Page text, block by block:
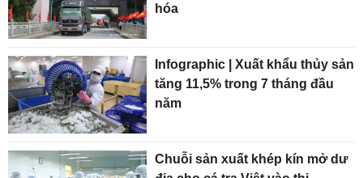
hóa
Infographic | Xuất khẩu thủy sản
tăng 11,5% trong 7 tháng đầu
năm
Chuỗi sản xuất khép kín mở dư